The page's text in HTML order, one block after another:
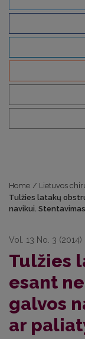
Home / Lietuvos
Tulžies latakų
navikui.
Vol. 13 No. 3 (2014)
Tulžies
esant
galvos
ar